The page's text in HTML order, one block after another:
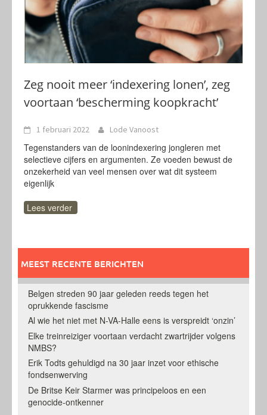
Zeg nooit meer ‘indexering lonen’, zeg
voortaan ‘bescherming koopkracht’
1 februari 2022 Lode Vanoost
Tegenstanders van de loonindexering jongleren met
selectieve cijfers en argumenten. Ze voeden bewust de
onzekerheid van veel mensen over wat dit systeem
eigenlijk
Lees verder
MEEST RECENTE BERICHTEN
Belgen streden 90 jaar geleden reeds tegen het
oprukkende fascisme
Al wie het niet met N-VA-Halle eens is verspreidt ‘onzin’
Elke treinreiziger voortaan verdacht zwartrijder volgens
NMBS?
Erik Todts gehuldigd na 30 jaar inzet voor ethische
fondsenwerving
De Britse Keir Starmer was principeloos en een
genocide-ontkenner